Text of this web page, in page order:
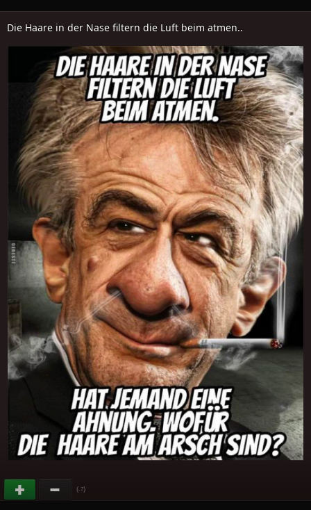
Die Haare in der Nase filtern die Luft beim atmen..
(-7)